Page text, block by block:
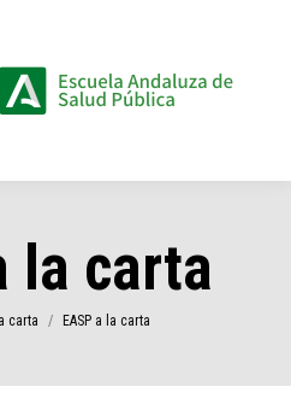
la carta
carta EASP a la carta